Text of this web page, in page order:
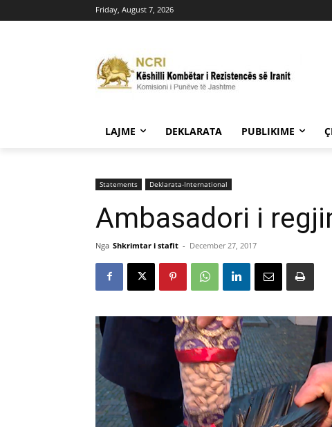
Friday, August 7, 2026
LAJME DEKLARATA PUBLIKIME
Statements Deklarata-International
Ambasadori i
Nga Shkrimtar i stafit - December 27, 2017